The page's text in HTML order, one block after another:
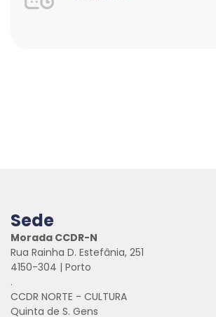
Sede
Morada CCDR-N
Rua Rainha D. Estefânia, 251
4150-304 | Porto
.
CCDR NORTE - CULTURA
Quinta de S. Gens